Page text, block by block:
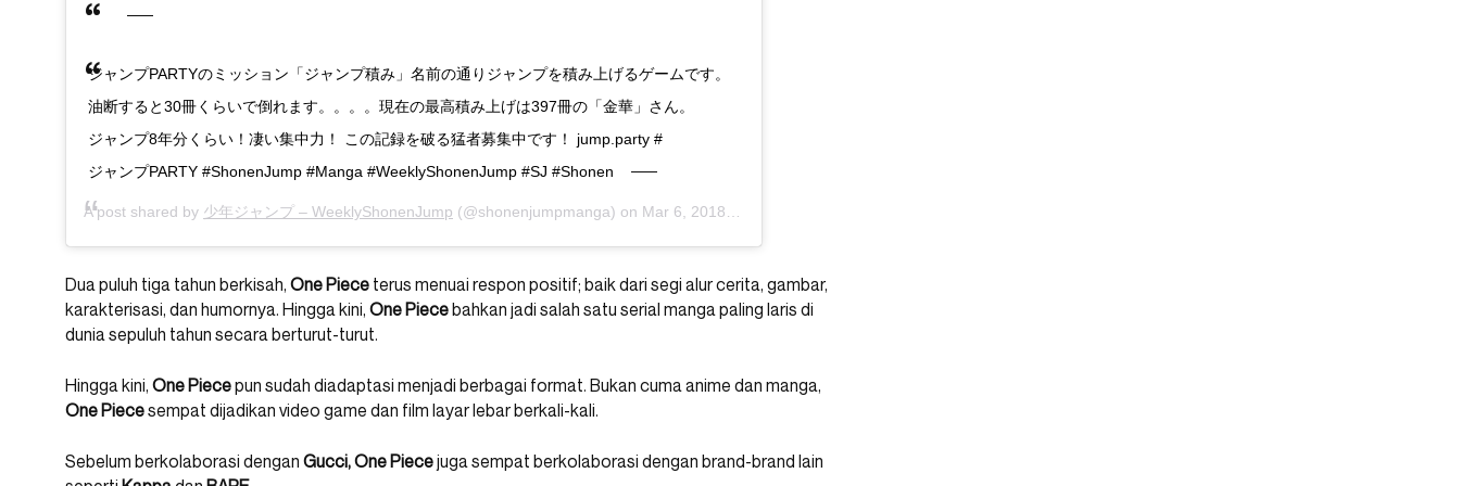
ジャンプPARTYのミッション「ジャンプ積み」名前の通りジャンプを積み上げるゲームです。
油断すると30冊くらいで倒れます。。。。現在の最高積み上げは397冊の「金華」さん。
ジャンプ8年分くらい！凄い集中力！ この記録を破る猛者募集中です！ jump.party #
ジャンプPARTY #ShonenJump #Manga #WeeklyShonenJump #SJ #Shonen
A post shared by 少年ジャンプ – WeeklyShonenJump (@shonenjumpmanga) on Mar 6, 2018 at 8:37am PST
Dua puluh tiga tahun berkisah, One Piece terus menuai respon positif; baik dari segi alur cerita, gambar,
karakterisasi, dan humornya. Hingga kini, One Piecebahkan jadi salah satu serial manga paling laris di
dunia sepuluh tahun secara berturut-turut.
Hingga kini, One Piecepun sudah diadaptasi menjadi berbagai format. Bukan cuma anime dan manga,
One Piecesempat dijadikan video game dan film layar lebar berkali-kali.
Sebelum berkolaborasi dengan Gucci, One Piecejuga sempat berkolaborasi dengan brand-brand lain